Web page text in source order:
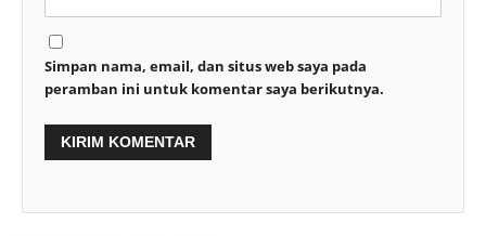
Simpan nama, email, dan situs web saya pada
peramban ini untuk komentar saya berikutnya.